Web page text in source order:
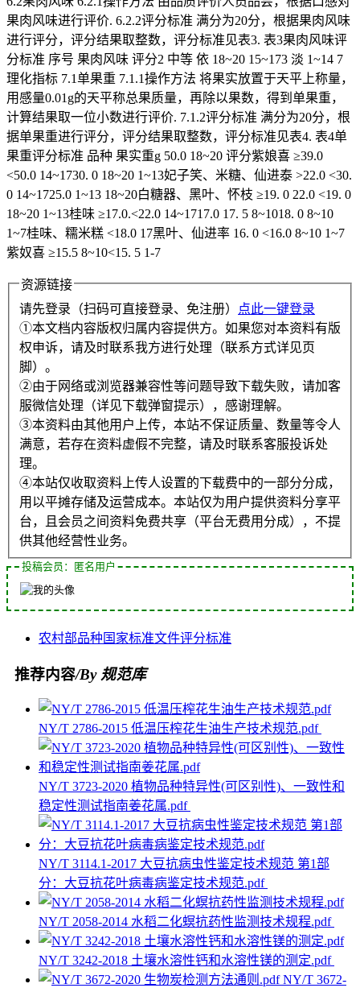
果肉风味进行评价. 6.2.2评分标准 满分为20分，根据果肉风味
进行评分，评分结果取整数，评分标准见表3. 表3果肉风味评
分标准 序号 果肉风味 评分2 中等 依 18~20 15~173 淡 1~14 7
理化指标 7.1单果重 7.1.1操作方法 将果实放置于天平上称量，
用感量0.01g的天平称总果质量，再除以果数，得到单果重，
计算结果取一位小数进行评价. 7.1.2评分标准 满分为20分，根
据单果重进行评分，评分结果取整数，评分标准见表4. 表4单
果重评分标准 品种 果实重g 50.0 18~20 评分紫娘喜 ≥39.0
<50.0 14~1730. 0 18~20 1~13妃子笑、米糖、仙进泰 >22.0 <30.
0 14~1725.0 1~13 18~20白糖器、黑叶、怀枝 ≥19. 0 22.0 <19. 0
18~20 1~13桂味 ≥17.0.<22.0 14~1717.0 17. 5 8~1018. 0 8~10
1~7桂味、糯米糕 <18.0 17黑叶、仙进率 16. 0 <16.0 8~10 1~7
紫奴喜 ≥15.5 8~10<15. 5 1-7
资源链接
请先登录（扫码可直接登录、免注册）
点此一键登录
①本文档内容版权归属内容提供方。如果您对本资料有版
权申诉，请及时联系我方进行处理（联系方式详见页
脚）。
②由于网络或浏览器兼容性等问题导致下载失败，请加客
服微信处理（详见下载弹窗提示），感谢理解。
③本资料由其他用户上传，本站不保证质量、数量等令人
满意，若存在资料虚假不完整，请及时联系客服投诉处
理。
④本站仅收取资料上传人设置的下载费中的一部分分成，
用以平摊存储及运营成本。本站仅为用户提供资料分享平
台，且会员之间资料免费共享（平台无费用分成），不提
供其他经营性业务。
投稿会员：匿名用户
农村部品种 国家标准文件评分标准
推荐内容/By 规范库
NY/T 2786-2015 低温压榨花生油生产技术规范.pdf
NY/T 3723-2020 植物品种特异性(可区别性)、一致性和
稳定性测试指南姜花属.pdf
NY/T 3114.1-2017 大豆抗病虫性鉴定技术规范 第1部
分：大豆抗花叶病毒病鉴定技术规范.pdf
NY/T 2058-2014 水稻二化螟抗药性监测技术规程.pdf
NY/T 3242-2018 土壤水溶性钙和水溶性镁的测定.pdf
NY/T 3672-